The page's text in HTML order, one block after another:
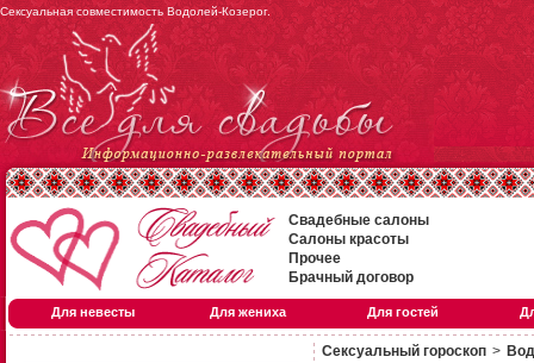
Сексуальная совместимость Водолей-Козерог.
Свадебные салоны
Салоны красоты
Прочее
Брачный договор
Для невесты Для жениха Для гостей
Сексуальный гороскоп >